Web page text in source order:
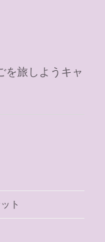
を旅しようキャ
ト